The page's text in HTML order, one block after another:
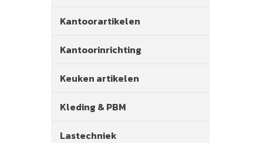
Kantoorartikelen
Kantoorinrichting
Keuken artikelen
Kleding & PBM
Lastechniek